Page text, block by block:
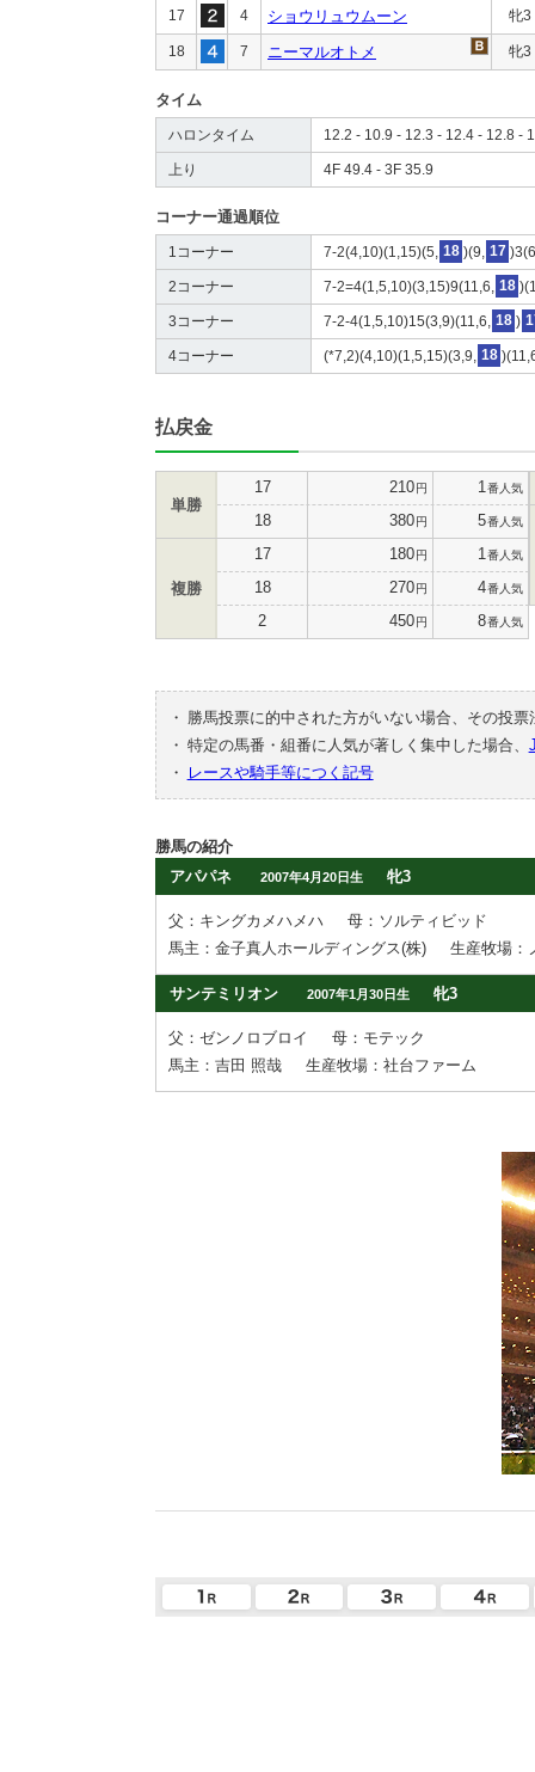
17 4 ショウリュウムーン 牝3
18 7 ニーマルオトメ 牝3
タイム
ハロンタイム 12.2 - 10.9 - 12.3 - 12.4 - 12.8 -
上り 4F 49.4 - 3F 35.9
コーナー通過順位
1コーナー 7-2(4,10)(1,15)(5, 18 )(9, 17
2コーナー 7-2=4(1,5,10)(3,15)9(11,6, 18
3コーナー 7-2-4(1,5,10)15(3,9)(11,6, 18 )
4コーナー (*7,2)(4,10)(1,5,15)(3,9, 18
払戻金
単勝
17 210円 1 番人気
18 380円 5番人気
複勝
17 180円 1 番人気
18 270円 4番人気
2 450円 8番人気
・
勝馬投票に的中された方がいない場合、その投
・ 特定の馬番・組番に人気が著しく集中した場合、
・
レースや騎手等につく記号
勝馬の紹介
アパパネ
2007年4月20日生 牝3
父：キングカメハメハ
母：ソルティビッド
馬主：金子真人ホールディングス(株)
生産牧場：
サンテミリオン 2007年1月30日生 牝3
父：ゼンノロブロイ
母：モテック
馬主：吉田 照哉
生産牧場：社台ファーム